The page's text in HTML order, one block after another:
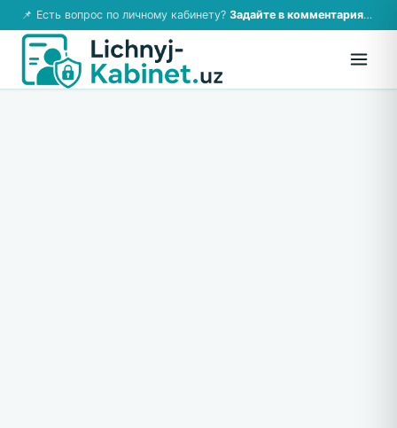
📌 Есть вопрос по личному кабинету? Задайте в комментариях — ответим!